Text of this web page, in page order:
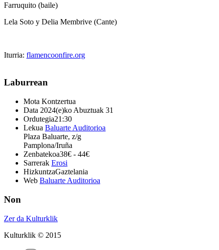
Farruquito (baile)
Lela Soto y Delia Membrive (Cante)
Iturria: flamencoonfire.org
Laburrean
Mota Kontzertua
Data 2024(e)ko Abuztuak 31
Ordutegia21:30
Lekua Baluarte Auditorioa
Plaza Baluarte, z/g
Pamplona/Iruña
Zenbatekoa38€ - 44€
Sarrerak Erosi
HizkuntzaGaztelania
Web Baluarte Auditorioa
Non
Zer da Kulturklik
Kulturklik © 2015